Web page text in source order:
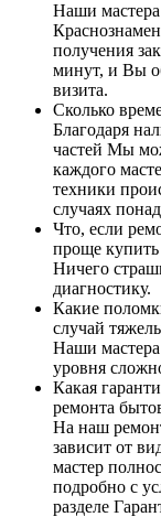
Наши мастера
получения
минут, и Вы
визита.
Сколько
Благодаря
частей Мы
каждого
техники
случаях
Что, если
проще
Ничего
диагностику.
Какие
случай
Наши
уровня
Какая
ремонта
На наш
зависит от
мастер
подробно с
разделе